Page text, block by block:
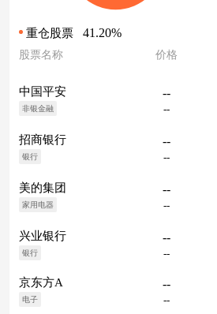
重仓股票 41.20%
股票名称
价格
中国平安
非银金融
--
--
招商银行
银行
--
--
美的集团
家用电器
--
--
兴业银行
银行
--
--
京东方A
电子
--
--